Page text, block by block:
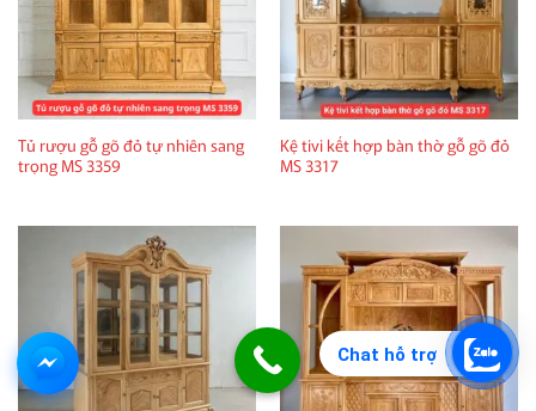
Chat hỗ trợ
Tủ rượu gỗ gõ đỏ tự nhiên sang
trọng MS 3359
Kệ tivi kết hợp bàn thờ gỗ gõ đỏ
MS 3317